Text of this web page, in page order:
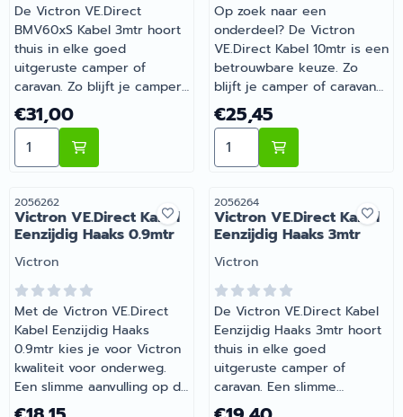
De Victron VE.Direct
BMV60xS Kabel 3mtr hoort
thuis in elke goed
uitgeruste camper of
caravan. Zo blijft je camper
of caravan goed
onderhouden en compleet.
Heb je vragen over de
juiste keuze? Barsema
je mee.
Prijs: 31,00
€31,00
Aantal kiezen voor Victron VE.Direct BMV60xS Kabel
Op zoek naar een
onderdeel? De Victron
VE.Direct Kabel 10mtr is een
betrouwbare keuze. Zo
blijft je camper of caravan
goed onderhouden en
compleet. Bestel dit
onderdeel eenvoudig online
bij Barsema Recreatie, jouw
Prijs: 25,45
€25,45
Aantal kiezen voor
Artikelnummer
2056262
Victron VE.Direct Kabel
Eenzijdig Haaks 0.9mtr
Merk:
Victron
Met de Victron VE.Direct
Kabel Eenzijdig Haaks
0.9mtr kies je voor Victron
kwaliteit voor onderweg.
Een slimme aanvulling op de
uitrusting van je camper of
Prijs: 18,15
Artikelnummer
2056264
Victron VE.Direct Kabel
Eenzijdig Haaks 3mtr
Merk:
Victron
De Victron VE.Direct Kabel
Eenzijdig Haaks 3mtr hoort
thuis in elke goed
uitgeruste camper of
caravan. Een slimme
aanvulling op de uitrusting
Prijs: 19,40